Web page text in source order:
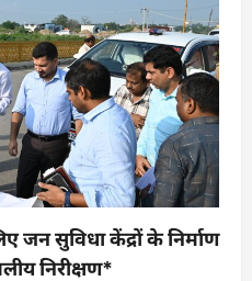
जन सुविधा केंद्रों के निर्माण
निरीक्षण*